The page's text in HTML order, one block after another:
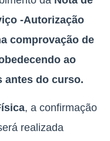
-Autorização
comprovação de
ao
antes do curso.
, a confirmação
realizada